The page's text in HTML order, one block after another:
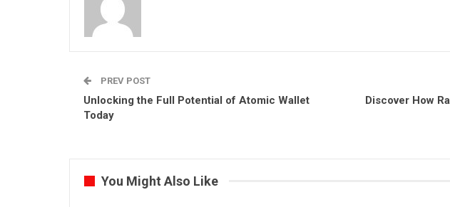
PREV POST
Unlocking the Full Potential of Atomic Wallet
Today
Discover How
You Might Also Like